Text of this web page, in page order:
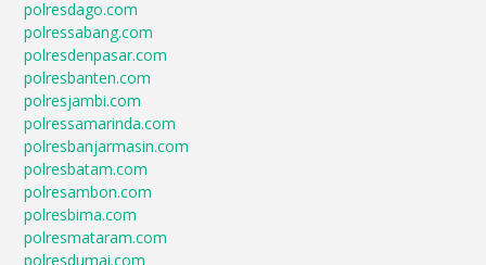
polresdago.com
polressabang.com
polresdenpasar.com
polresbanten.com
polresjambi.com
polressamarinda.com
polresbanjarmasin.com
polresbatam.com
polresambon.com
polresbima.com
polresmataram.com
polresdumai.com